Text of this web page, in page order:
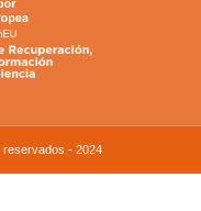
reservados - 2024